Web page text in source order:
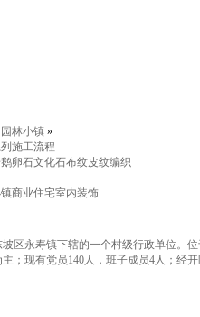
园林小镇 »
施工流程
鹅卵石文化石布纹皮纹编织
商业住宅室内装饰
区永寿镇下辖的一个村级行政单位。
；现有党员140人，班子成员4人；经